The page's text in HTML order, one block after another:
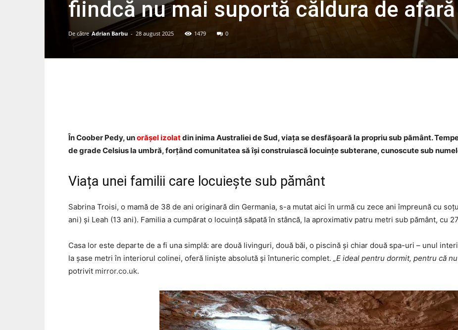
fiindcă nu mai suportă căldura de afară
De către Adrian Barbu - 28 august 2025 1479 0
În Coober Pedy, unorășel izolatdin inima Australiei de Sud, viața se desfășoară la propriu sub pământ.
de grade Celsius la umbră, forțând comunitatea să își construiască locuințe subterane, cunoscute sub
Viața unei familii care locuiește sub pământ
Sabrina Troisi, o mamă de 38 de ani originară din Germania, s-a mutat aici în urmă cu zece ani împreună cu
ani) și Leah (13 ani). Familia a cumpărat o locuință săpată în stâncă, la aproximativ patru metri sub pământ, cu
Casa lor este departe de a fi una simplă: are două livinguri, două băi, o piscină și chiar două spa-uri – unul
la șase metri în interiorul colinei, oferă liniște absolută și întuneric complet. „E ideal pentru dormit, pentru că
potrivit mirror.co.uk.